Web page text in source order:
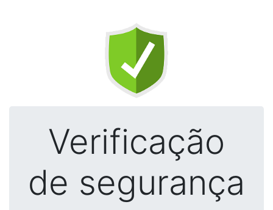
Verificação
de segurança